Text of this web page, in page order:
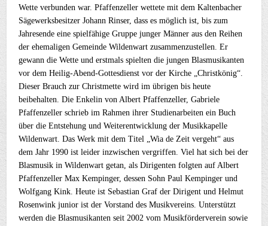
Wette verbunden war. Pfaffenzeller wettete mit dem Kaltenbacher
Sägewerksbesitzer Johann Rinser, dass es möglich ist, bis zum
Jahresende eine spielfähige Gruppe junger Männer aus den Reihen
der ehemaligen Gemeinde Wildenwart zusammenzustellen. Er
gewann die Wette und erstmals spielten die jungen Blasmusikanten
vor dem Heilig-Abend-Gottesdienst vor der Kirche „Christkönig“.
Dieser Brauch zur Christmette wird im übrigen bis heute
beibehalten. Die Enkelin von Albert Pfaffenzeller, Gabriele
Pfaffenzeller schrieb im Rahmen ihrer Studienarbeiten ein Buch
über die Entstehung und Weiterentwicklung der Musikkapelle
Wildenwart. Das Werk mit dem Titel „Wia de Zeit vergeht“ aus
dem Jahr 1990 ist leider inzwischen vergriffen. Viel hat sich bei der
Blasmusik in Wildenwart getan, als Dirigenten folgten auf Albert
Pfaffenzeller Max Kempinger, dessen Sohn Paul Kempinger und
Wolfgang Kink. Heute ist Sebastian Graf der Dirigent und Helmut
Rosenwink junior ist der Vorstand des Musikvereins. Unterstützt
werden die Blasmusikanten seit 2002 vom Musikförderverein sowie